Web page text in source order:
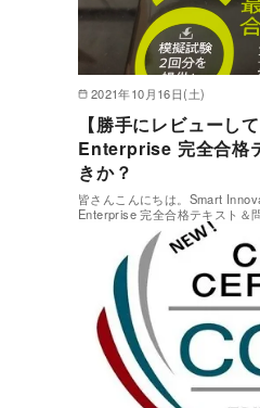
2021年10月16日(土)
【勝手にレビューし
Enterprise 完全合格
きか？
皆さんこんにちは。Smart
Enterprise 完全合格テキスト＆